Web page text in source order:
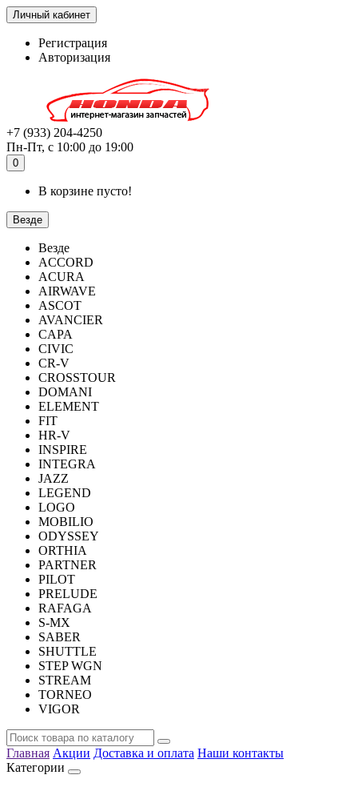
Личный кабинет
Регистрация
Авторизация
+7 (933) 204-4250
Пн-Пт, с 10:00 до 19:00
0
В корзине пусто!
Везде
Везде
ACCORD
ACURA
AIRWAVE
ASCOT
AVANCIER
CAPA
CIVIC
CR-V
CROSSTOUR
DOMANI
ELEMENT
FIT
HR-V
INSPIRE
INTEGRA
JAZZ
LEGEND
LOGO
MOBILIO
ODYSSEY
ORTHIA
PARTNER
PILOT
PRELUDE
RAFAGA
S-MX
SABER
SHUTTLE
STEP WGN
STREAM
TORNEO
VIGOR
Главная Акции Доставка и оплата Наши контакты
Категории